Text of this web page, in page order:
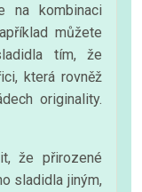
na kombinaci
můžete
tím, že
která rovněž
originality.
že přirozené
sladidla jiným,